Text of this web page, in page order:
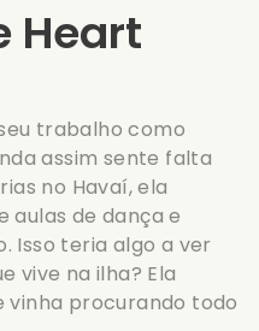
Heart
trabalho como
assim sente falta
no Havaí, ela
de dança e
Isso teria algo a ver
vive na ilha? Ela
vinha procurando todo